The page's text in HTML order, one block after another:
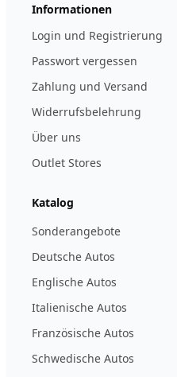
Informationen
Login und Registrierung
Passwort vergessen
Zahlung und Versand
Widerrufsbelehrung
Über uns
Outlet Stores
Katalog
Sonderangebote
Deutsche Autos
Englische Autos
Italienische Autos
Französische Autos
Schwedische Autos